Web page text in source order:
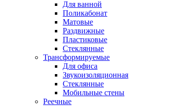
Для ванной
Поликабонат
Матовые
Раздвижные
Пластиковые
Стеклянные
Трансформируемые
Для офиса
Звукоизоляционная
Стеклянные
Мобильные стены
Реечные